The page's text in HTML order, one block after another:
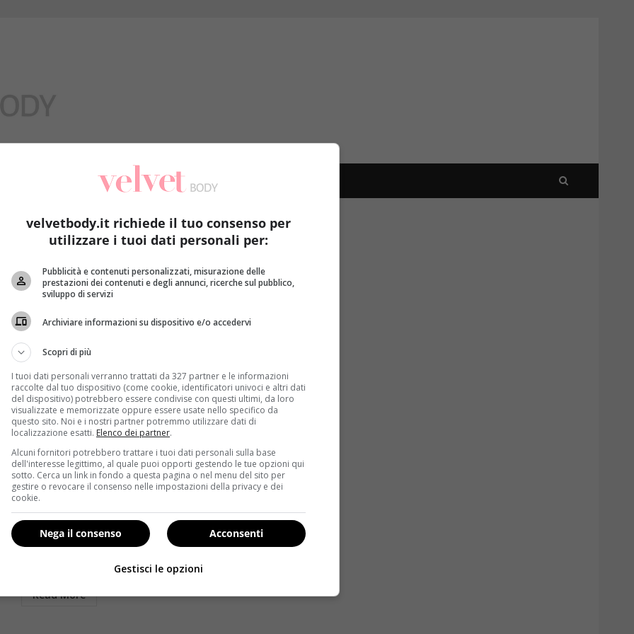
Salute
Come lavare i denti: i consigli per un sorriso perfetto
Quanto tempo trascorrete davanti lo scaffale del
supermercato prima di scegliere lo spazzolino e il
Read More
velvetbody.it richiede il tuo consenso per
utilizzare i tuoi dati personali per:
Pubblicità e contenuti personalizzati, misurazione delle
prestazioni dei contenuti e degli annunci, ricerche sul pubblico,
sviluppo di servizi
Archiviare informazioni su dispositivo e/o accedervi
Scopri di più
I tuoi dati personali verranno trattati da 327 partner e le informazioni
raccolte dal tuo dispositivo (come cookie, identificatori univoci e altri dati
del dispositivo) potrebbero essere condivise con questi ultimi, da loro
visualizzate e memorizzate oppure essere usate nello specifico da
questo sito. Noi e i nostri partner potremmo utilizzare dati di
localizzazione esatti. Elenco dei partner.
Alcuni fornitori potrebbero trattare i tuoi dati personali sulla base
dell'interesse legittimo, al quale puoi opporti gestendo le tue opzioni qui
sotto. Cerca un link in fondo a questa pagina o nel menu del sito per
gestire o revocare il consenso nelle impostazioni della privacy e dei
cookie.
Acconsenti
Nega il consenso
Gestisci le opzioni